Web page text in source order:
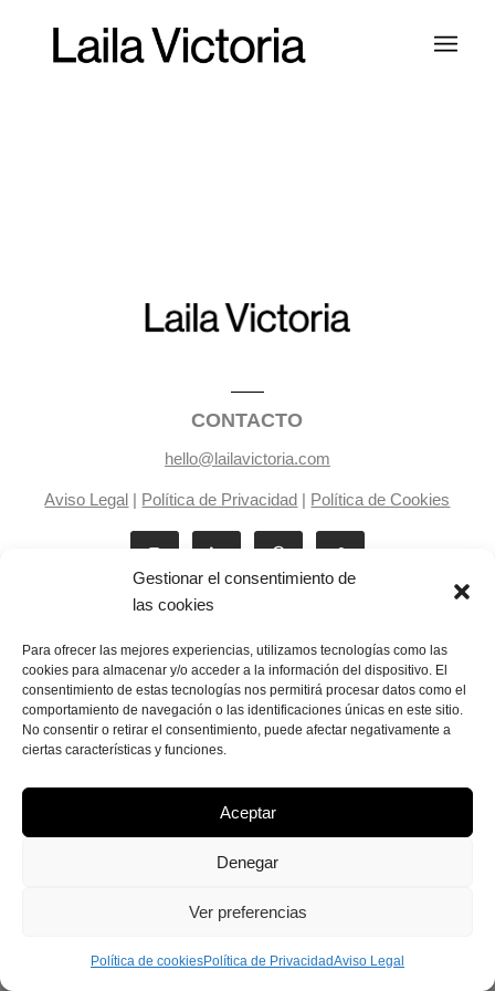
Gestionar el consentimiento de
las cookies
Para ofrecer las mejores experiencias, utilizamos tecnologías como las
cookies para almacenar y/o acceder a la información del dispositivo. El
consentimiento de estas tecnologías nos permitirá procesar datos como el
comportamiento de navegación o las identificaciones únicas en este sitio.
No consentir o retirar el consentimiento, puede afectar negativamente a
ciertas características y funciones.
Aceptar
Denegar
Ver preferencias
Política de cookiesPolítica de PrivacidadAviso Legal
CONTACTO
hello@lailavictoria.com
Aviso Legal | Política de Privacidad | Política de Cookies
Laila Victoria © copyright 2025